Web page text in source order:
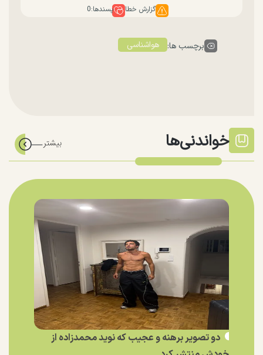
گزارش خطا پسندها:0
برچسب ها: هواشناسی
خواندنی‌ها
دو تصویر برهنه و عجیب که نوید محمدزاده از